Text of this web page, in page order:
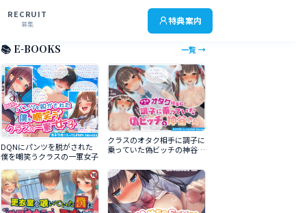
RECRUIT
募集 特典案内
📚 E-BOOKS 一覧 →
DQNにパンツを脱がされた
僕を嘲笑うクラスの一軍女子
クラスのオタク相手に調子に
乗っていた偽ビッチの神谷さ